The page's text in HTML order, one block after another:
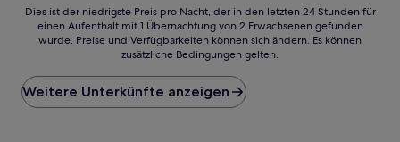
Dies
der
Preis
pro
Nacht,
Dies ist der niedrigste Preis pro Nacht, der in den letzten 24 Stunden für
einen Aufenthalt mit 1 Übernachtung von 2 Erwachsenen gefunden
wurde. Preise und Verfügbarkeiten können sich ändern. Es können
zusätzliche Bedingungen gelten.
Weitere Unterkünfte anzeigen